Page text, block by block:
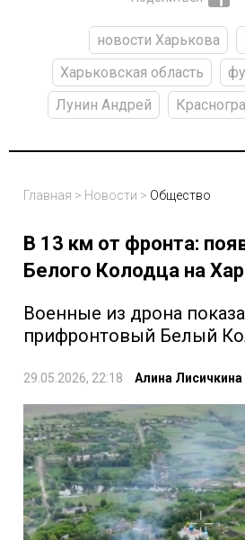
новости Харькова
Харьковская область
Лунин Андрей
Главная > Новости > Общество
В 13 км от фронта:
Белого Колодца на
Военные из дрона
прифронтовый Белый
29.05.2026, 22:18 Алина Лисичкина